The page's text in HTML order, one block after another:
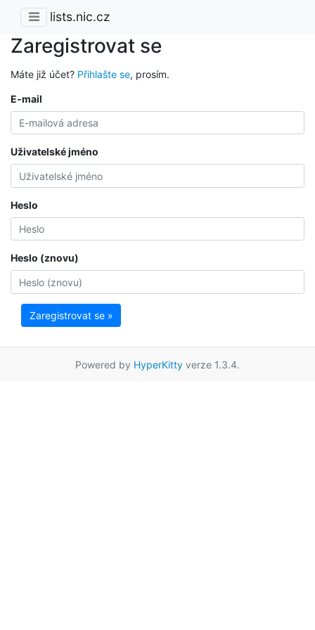
lists.nic.cz
Zaregistrovat se
Máte již účet? Přihlašte se, prosím.
E-mail
Uživatelské jméno
Heslo
Heslo (znovu)
Zaregistrovat se »
Powered by HyperKitty verze 1.3.4.